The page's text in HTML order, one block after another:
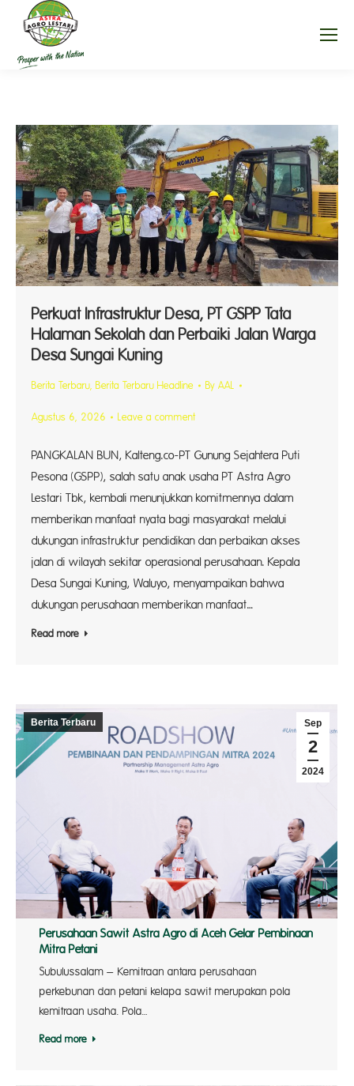
Perkuat Infrastruktur Desa, PT GSPP Tata
Halaman Sekolah dan Perbaiki Jalan Warga
Desa Sungai Kuning
Berita Terbaru, Berita Terbaru Headline By AAL
Agustus 6, 2026 Leave a comment
PANGKALAN BUN, Kalteng.co-PT Gunung Sejahtera Puti
Pesona (GSPP), salah satu anak usaha PT Astra Agro
Lestari Tbk, kembali menunjukkan komitmennya dalam
memberikan manfaat nyata bagi masyarakat melalui
dukungan infrastruktur pendidikan dan perbaikan akses
jalan di wilayah sekitar operasional perusahaan. Kepala
Desa Sungai Kuning, Waluyo, menyampaikan bahwa
dukungan perusahaan memberikan manfaat…
Read more
Sep
2
2024
Berita Terbaru
Perusahaan Sawit Astra Agro di Aceh Gelar Pembinaan
Mitra Petani
Subulussalam – Kemitraan antara perusahaan
perkebunan dan petani kelapa sawit merupakan pola
kemitraan usaha. Pola…
Read more